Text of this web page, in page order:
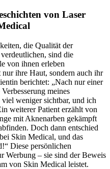
von Laser
die Qualität der
sind die
von ihnen erleben
ihre Haut, sondern auch ihr
berichtet: „Nach nur einer
meines
weniger sichtbar, und ich
weiterer Patient erzählt von
mit Aknenarben gekämpft
Doch dann entschied
Skin Medical, und das
Diese persönlichen
Werbung – sie sind der Beweis
von Skin Medical leistet.